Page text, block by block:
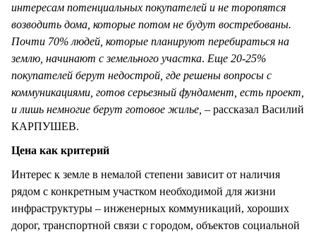
интересам потенциальных покупателей и не торопятся
возводить дома, которые потом не будут востребованы.
Почти 70% людей, которые планируют перебираться на
землю, начинают с земельного участка. Еще 20-25%
покупателей берут недострой, где решены вопросы с
коммуникациями, готов серьезный фундамент, есть проект,
и лишь немногие берут готовое жилье, – рассказал Василий
КАРПУШЕВ.
Цена как критерий
Интерес к земле в немалой степени зависит от наличия
рядом с конкретным участком необходимой для жизни
инфраструктуры – инженерных коммуникаций, хороших
дорог, транспортной связи с городом, объектов социальной